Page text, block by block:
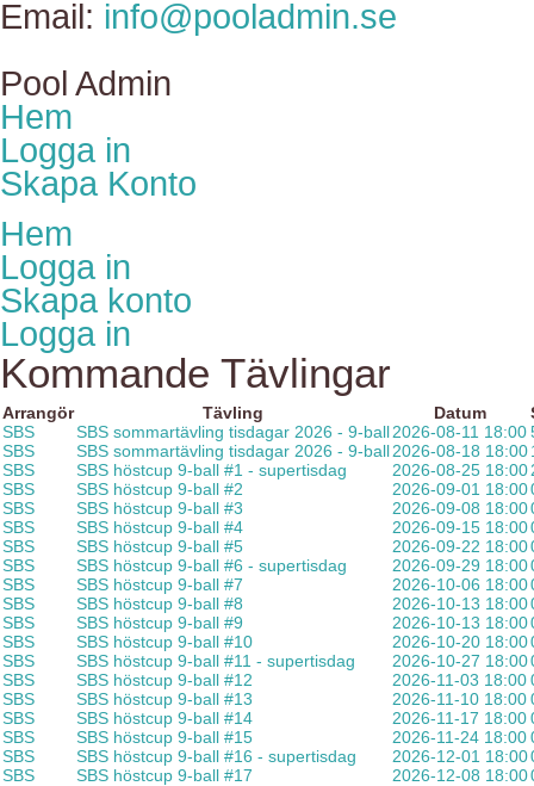
Email: info@pooladmin.se
Pool Admin
Hem
Logga in
Skapa Konto
Hem
Logga in
Skapa konto
Logga in
Kommande Tävlingar
Arrangör Tävling Datum
SBS
SBS sommartävling tisdagar 2026 - 9-ball2026-08-11 18:00
SBS
SBS sommartävling tisdagar 2026 - 9-ball2026-08-18 18:00
SBS
SBS höstcup 9-ball #1 - supertisdag 2026-08-25 18:00
SBS
SBS höstcup 9-ball #2 2026-09-01 18:00
SBS
SBS höstcup 9-ball #3 2026-09-08 18:00
SBS
SBS höstcup 9-ball #4 2026-09-15 18:00
SBS
SBS höstcup 9-ball #5 2026-09-22 18:00
SBS
SBS höstcup 9-ball #6 - supertisdag 2026-09-29 18:00
SBS
SBS höstcup 9-ball #7 2026-10-06 18:00
SBS
SBS höstcup 9-ball #8 2026-10-13 18:00
SBS
SBS höstcup 9-ball #9 2026-10-13 18:00
SBS
SBS höstcup 9-ball #10 2026-10-20 18:00
SBS
SBS höstcup 9-ball #11 - supertisdag 2026-10-27 18:00
SBS
SBS höstcup 9-ball #12 2026-11-03 18:00
SBS
SBS höstcup 9-ball #13 2026-11-10 18:00
SBS
SBS höstcup 9-ball #14 2026-11-17 18:00
SBS
SBS höstcup 9-ball #15 2026-11-24 18:00
SBS
SBS höstcup 9-ball #16 - supertisdag 2026-12-01 18:00
SBS
SBS höstcup 9-ball #17 2026-12-08 18:00